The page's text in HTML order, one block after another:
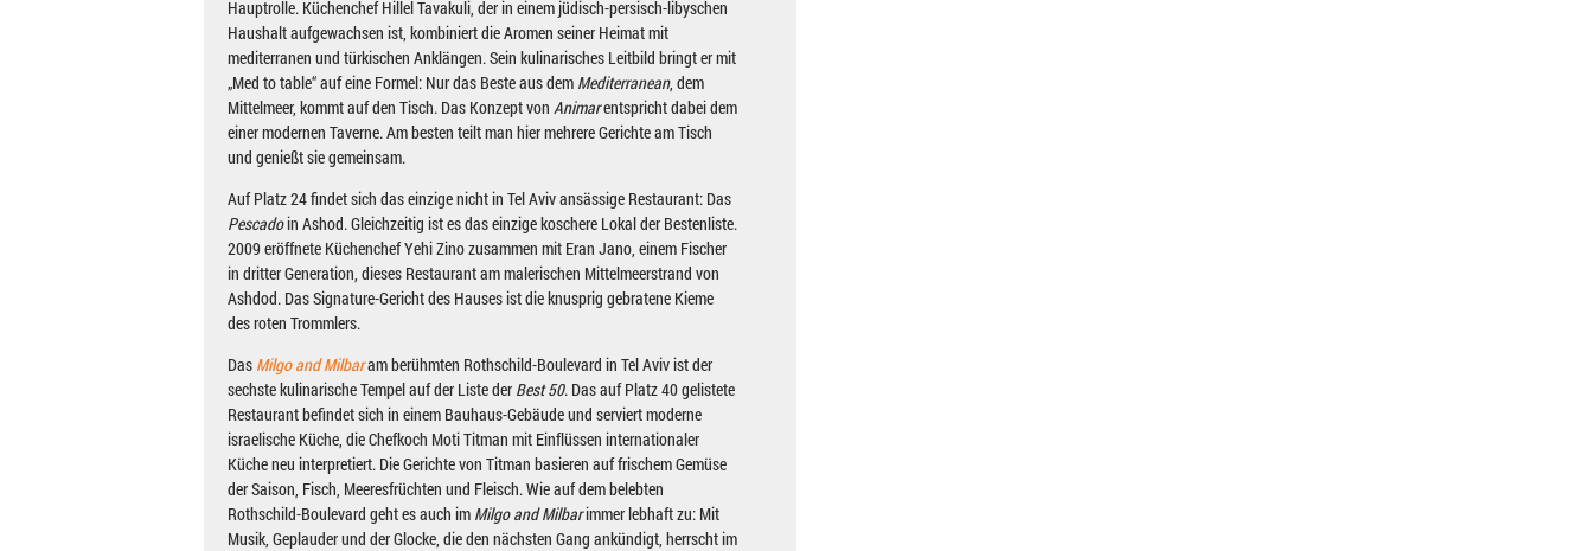
Hauptrolle. Küchenchef Hillel Tavakuli, der in einem jüdisch-persisch-libyschen
Haushalt aufgewachsen ist, kombiniert die Aromen seiner Heimat mit
mediterranen und türkischen Anklängen. Sein kulinarisches Leitbild bringt er mit
„Med to table“ auf eine Formel: Nur das Beste aus dem Mediterranean, dem
Mittelmeer, kommt auf den Tisch. Das Konzept von Animarentspricht dabei dem
einer modernen Taverne. Am besten teilt man hier mehrere Gerichte am Tisch
und genießt sie gemeinsam.
Auf Platz 24 findet sich das einzige nicht in Tel Aviv ansässige Restaurant: Das
Pescadoin Ashod. Gleichzeitig ist es das einzige koschere Lokal der Bestenliste.
2009 eröffnete Küchenchef Yehi Zino zusammen mit Eran Jano, einem Fischer
in dritter Generation, dieses Restaurant am malerischen Mittelmeerstrand von
Ashdod. Das Signature-Gericht des Hauses ist die knusprig gebratene Kieme
des roten Trommlers.
Das Milgo and Milbaram berühmten Rothschild-Boulevard in Tel Aviv ist der
sechste kulinarische Tempel auf der Liste der Best 50. Das auf Platz 40 gelistete
Restaurant befindet sich in einem Bauhaus-Gebäude und serviert moderne
israelische Küche, die Chefkoch Moti Titman mit Einflüssen internationaler
Küche neu interpretiert. Die Gerichte von Titman basieren auf frischem Gemüse
der Saison, Fisch, Meeresfrüchten und Fleisch. Wie auf dem belebten
Rothschild-Boulevard geht es auch im Milgo and Milbarimmer lebhaft zu: Mit
Musik, Geplauder und der Glocke, die den nächsten Gang ankündigt, herrscht im